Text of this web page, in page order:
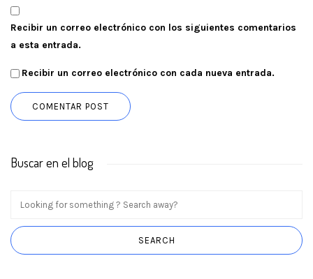
Recibir un correo electrónico con los siguientes comentarios
a esta entrada.
Recibir un correo electrónico con cada nueva entrada.
Buscar en el blog